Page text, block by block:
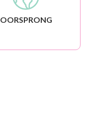
OORSPRONG